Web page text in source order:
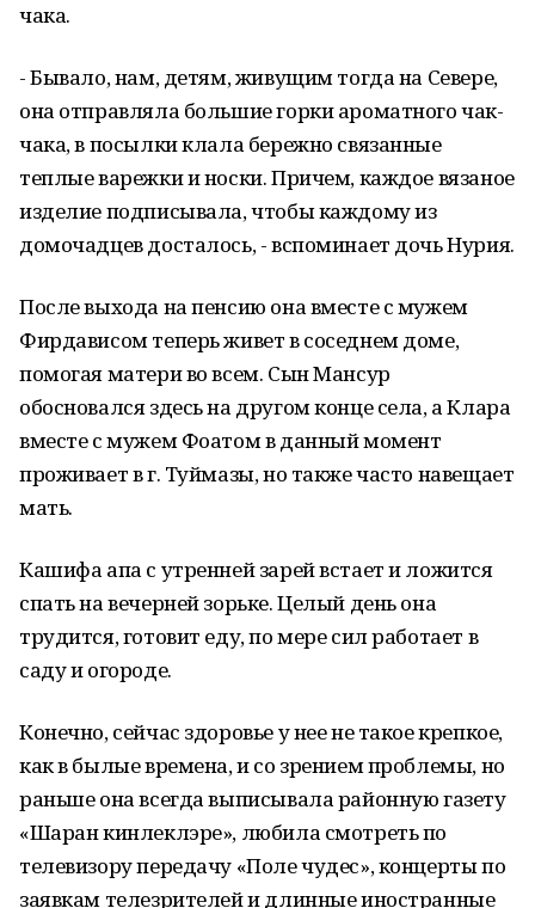
чака.
- Бывало, нам, детям, живущим тогда на Севере,
она отправляла большие горки ароматного чак-
чака, в посылки клала бережно связанные
теплые варежки и носки. Причем, каждое вязаное
изделие подписывала, чтобы каждому из
домочадцев досталось, - вспоминает дочь Нурия.
После выхода на пенсию она вместе с мужем
Фирдависом теперь живет в соседнем доме,
помогая матери во всем. Сын Мансур
обосновался здесь на другом конце села, а Клара
вместе с мужем Фоатом в данный момент
проживает в г. Туймазы, но также часто навещает
мать.
Кашифа апа с утренней зарей встает и ложится
спать на вечерней зорьке. Целый день она
трудится, готовит еду, по мере сил работает в
саду и огороде.
Конечно, сейчас здоровье у нее не такое крепкое,
как в былые времена, и со зрением проблемы, но
раньше она всегда выписывала районную газету
«Шаран кинлеклэре», любила смотреть по
телевизору передачу «Поле чудес», концерты по
заявкам телезрителей и длинные иностранные